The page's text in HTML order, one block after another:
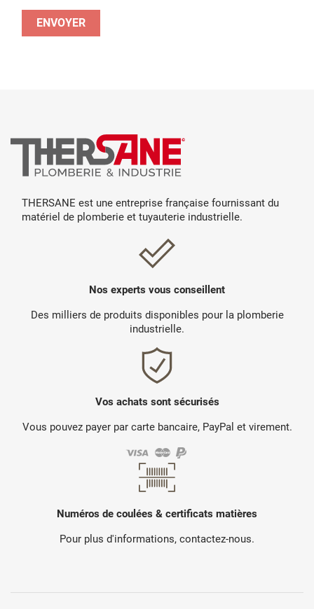
THERSANE est une entreprise française fournissant du
matériel de plomberie et tuyauterie industrielle.
Nos experts vous conseillent
Des milliers de produits disponibles pour la plomberie
industrielle.
Vos achats sont sécurisés
Vous pouvez payer par carte bancaire, PayPal et virement.
Numéros de coulées & certificats matières
Pour plus d'informations, contactez-nous.